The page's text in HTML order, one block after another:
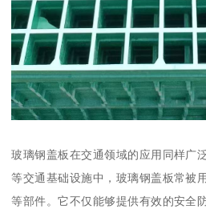
玻璃钢盖板在交通领域的应用同样广
等交通基础设施中，玻璃钢盖板常被
等部件。它不仅能够提供有效的安全